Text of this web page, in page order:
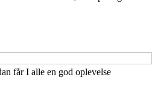
får I alle en god oplevelse